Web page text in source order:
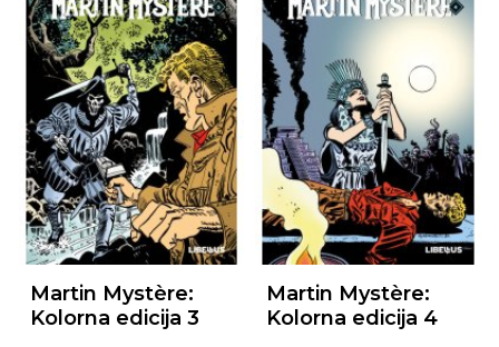
Martin Mystère:
Kolorna edicija 3
Martin Mystère:
Kolorna edicija 4